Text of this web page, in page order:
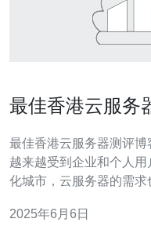
最佳香港云服务
最佳香港云服务器测评博客 随着互联网的发展，云服
越来越受到企业和个人
化城市，云服务器的需
香港云服务器测评博客。 在选择最佳香港云服务器时，我
2025年6月6日